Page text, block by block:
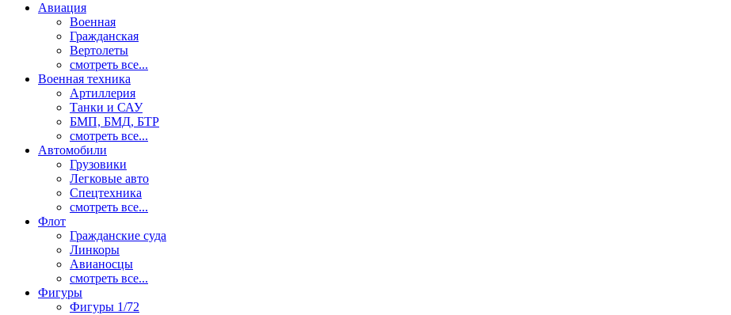
Авиация
Военная
Гражданская
Вертолеты
смотреть все...
Военная техника
Артиллерия
Танки и САУ
БМП, БМД, БТР
смотреть все...
Автомобили
Грузовики
Легковые авто
Спецтехника
смотреть все...
Флот
Гражданские суда
Линкоры
Авианосцы
смотреть все...
Фигуры
Фигуры 1/72